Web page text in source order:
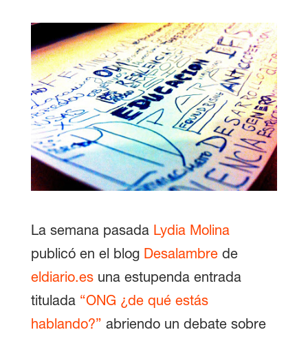
La semana pasada Lydia Molina
publicó en el blog Desalambrede
eldiario.esuna estupenda entrada
titulada “ONG ¿de qué estás
hablando?” abriendo un debate sobre